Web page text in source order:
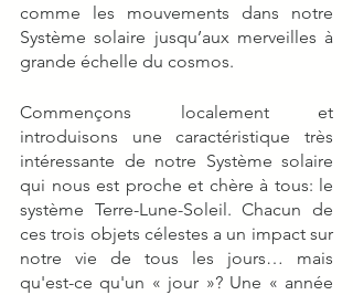
comme les mouvements dans notre
Système solaire jusqu’aux merveilles à
grande échelle du cosmos.
Commençons localement et
introduisons une caractéristique très
intéressante de notre Système solaire
qui nous est proche et chère à tous: le
système Terre-Lune-Soleil. Chacun de
ces trois objets célestes a un impact sur
notre vie de tous les jours… mais
qu'est-ce qu'un « jour »? Une « année